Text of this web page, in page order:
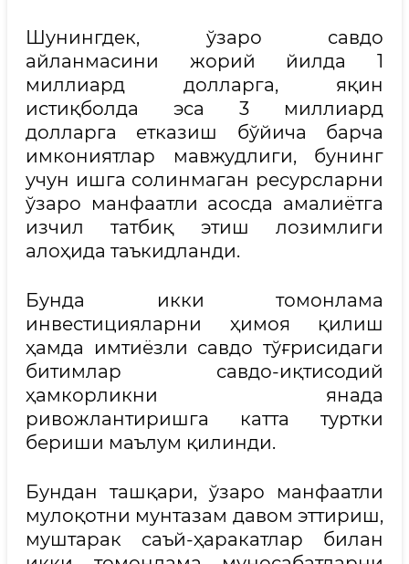
Шунингдек, ўзаро савдо
айланмасини жорий йилда 1
миллиард долларга, яқин
истиқболда эса 3 миллиард
долларга етказиш бўйича барча
имкониятлар мавжудлиги, бунинг
учун ишга солинмаган ресурсларни
ўзаро манфаатли асосда амалиётга
изчил татбиқ этиш лозимлиги
алоҳида таъкидланди.
Бунда икки томонлама
инвестицияларни ҳимоя қилиш
ҳамда имтиёзли савдо тўғрисидаги
битимлар савдо-иқтисодий
ҳамкорликни янада
ривожлантиришга катта туртки
бериши маълум қилинди.
Бундан ташқари, ўзаро манфаатли
мулоқотни мунтазам давом эттириш,
муштарак саъй-ҳаракатлар билан